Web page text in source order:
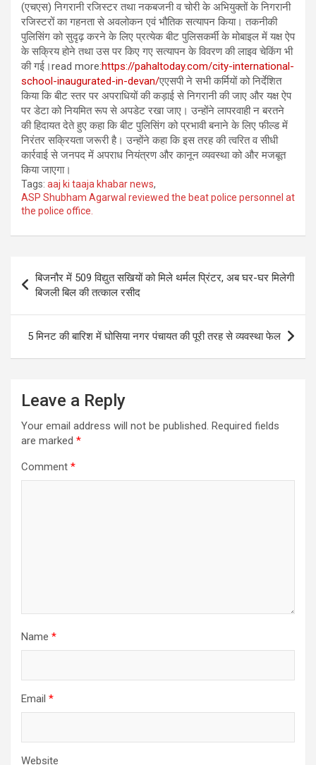
(एचएस) निगरानी रजिस्टर तथा नकबजनी व चोरी के अभियुक्तों के निगरानी
रजिस्टरों का गहनता से अवलोकन एवं भौतिक सत्यापन किया। तकनीकी
पुलिसिंग को सुदृढ़ करने के लिए प्रत्येक बीट पुलिसकर्मी के मोबाइल में यक्ष ऐप
के सक्रिय होने तथा उस पर किए गए सत्यापन के विवरण की लाइव चेकिंग भी
की गई।read more:https://pahaltoday.com/city-international-
school-inaugurated-in-devan/एएसपी ने सभी कर्मियों को निर्देशित
किया कि बीट स्तर पर अपराधियों की कड़ाई से निगरानी की जाए और यक्ष ऐप
पर डेटा को नियमित रूप से अपडेट रखा जाए। उन्होंने लापरवाही न बरतने
की हिदायत देते हुए कहा कि बीट पुलिसिंग को प्रभावी बनाने के लिए फील्ड में
निरंतर सक्रियता जरूरी है। उन्होंने कहा कि इस तरह की त्वरित व सीधी
कार्रवाई से जनपद में अपराध नियंत्रण और कानून व्यवस्था को और मजबूत
किया जाएगा।
Tags: aaj ki taaja khabar news,
ASP Shubham Agarwal reviewed the beat police personnel at
the police office.
Post
navigation
बिजनौर में 509 विद्युत सखियों को मिले थर्मल प्रिंटर, अब घर-घर मिलेगी
बिजली बिल की तत्काल रसीद
5 मिनट की बारिश में घोसिया नगर पंचायत की पूरी तरह से व्यवस्था फेल
Leave a Reply
Your email address will not be published. Required fields
are marked *
Comment *
Name *
Email *
Website